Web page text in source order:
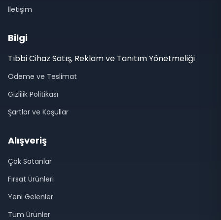
İletişim
Bilgi
Tıbbi Cihaz Satış, Reklam ve Tanıtım Yönetmeliği
Ödeme ve Teslimat
Gizlilik Politikası
Şartlar ve Koşullar
Alışveriş
Çok Satanlar
Fırsat Ürünleri
Yeni Gelenler
Tüm Ürünler